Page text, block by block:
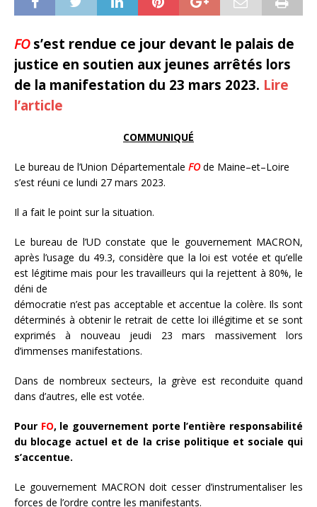
FOs’est rendue ce jour devant le palais de
justice en soutien aux jeunes arrêtés lors
de la manifestation du 23 mars 2023. Lire
l’article
COMMUNIQUÉ
Le bureau de l’Union Départementale FOde Maine–et–Loire
s’est réuni ce lundi 27 mars 2023.
Il a fait le point sur la situation.
Le bureau de l’UD constate que le gouvernement MACRON,
après l’usage du 49.3, considère que la loi est votée et qu’elle
est légitime mais pour les travailleurs qui la rejettent à 80%, le
déni de
démocratie n’est pas acceptable et accentue la colère. Ils sont
déterminés à obtenir le retrait de cette loi illégitime et se sont
exprimés
à nouveau jeudi 23 mars massivement
lors
d’immenses manifestations.
Dans de nombreux secteurs, la grève est reconduite quand
dans d’autres, elle est votée.
Pour FO, le gouvernement porte l’entière responsabilité
du blocage actuel et de la crise politique et sociale qui
s’accentue.
Le gouvernement MACRON doit cesser d’instrumentaliser les
forces de l’ordre contre les manifestants.